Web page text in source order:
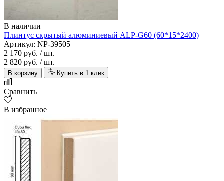
В наличии
Плинтус скрытый алюминиевый ALP-G60 (60*15*2400)
Артикул: NP-39505
2 170 руб. / шт.
2 820 руб. / шт.
В корзину Купить в 1 клик
Сравнить
В избранное